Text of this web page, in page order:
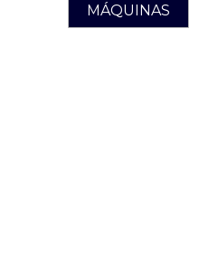
MÁQUINAS